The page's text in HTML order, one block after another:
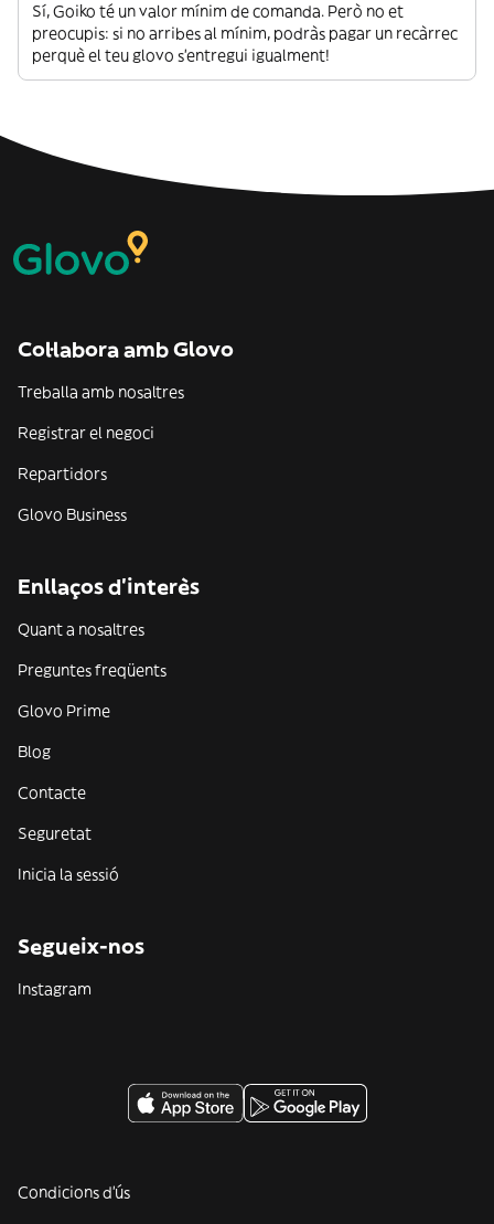
Sí, Goiko té un valor mínim de comanda. Però no et
preocupis: si no arribes al mínim, podràs pagar un recàrrec
perquè el teu glovo s’entregui igualment!
Col·labora amb Glovo
Treballa amb nosaltres
Registrar el negoci
Repartidors
Glovo Business
Enllaços d'interès
Quant a nosaltres
Preguntes freqüents
Glovo Prime
Blog
Contacte
Seguretat
Inicia la sessió
Segueix-nos
Instagram
Condicions d'ús